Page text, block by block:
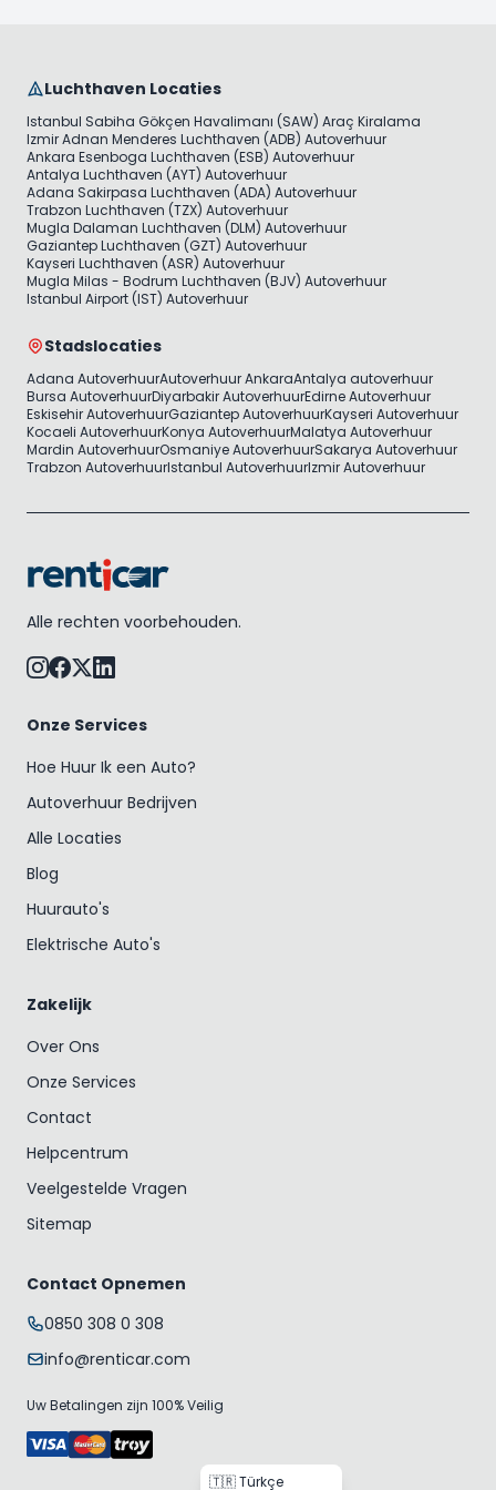
Luchthaven Locaties
Istanbul Sabiha Gökçen Havalimanı (SAW) Araç Kiralama
Izmir Adnan Menderes Luchthaven (ADB) Autoverhuur
Ankara Esenboga Luchthaven (ESB) Autoverhuur
Antalya Luchthaven (AYT) Autoverhuur
Adana Sakirpasa Luchthaven (ADA) Autoverhuur
Trabzon Luchthaven (TZX) Autoverhuur
Mugla Dalaman Luchthaven (DLM) Autoverhuur
Gaziantep Luchthaven (GZT) Autoverhuur
Kayseri Luchthaven (ASR) Autoverhuur
Mugla Milas - Bodrum Luchthaven (BJV) Autoverhuur
Istanbul Airport (IST) Autoverhuur
Stadslocaties
Adana AutoverhuurAutoverhuur AnkaraAntalya autoverhuur
Bursa AutoverhuurDiyarbakir AutoverhuurEdirne Autoverhuur
Eskisehir AutoverhuurGaziantep AutoverhuurKayseri Autoverhuur
Kocaeli AutoverhuurKonya AutoverhuurMalatya Autoverhuur
Mardin AutoverhuurOsmaniye AutoverhuurSakarya Autoverhuur
Trabzon AutoverhuurIstanbul AutoverhuurIzmir Autoverhuur
Alle rechten voorbehouden.
Onze Services
Hoe Huur Ik een Auto?
Autoverhuur Bedrijven
Alle Locaties
Blog
Huurauto's
Elektrische Auto's
Zakelijk
Over Ons
Onze Services
Contact
Helpcentrum
Veelgestelde Vragen
Sitemap
Contact Opnemen
0850 308 0 308
info@renticar.com
Uw Betalingen zijn 100% Veilig
🇹🇷 Türkçe